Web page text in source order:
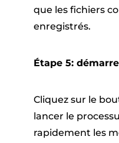
que les fichiers
enregistrés.
Étape 5:
Cliquez sur le
lancer le
rapidement les